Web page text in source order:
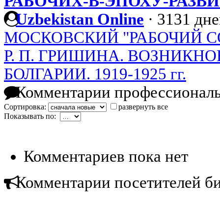
Uzbekistan Online · 3131
МОСКОВСКИЙ "РАБОЧИЙ
Р. П. ГРИШИНА.
БОЛГАРИИ. 1919-1925 гг.
Комментарии
Сортировка:
развернуть все
Показывать по:
Комментариев пока нет
Комментарии посетителей